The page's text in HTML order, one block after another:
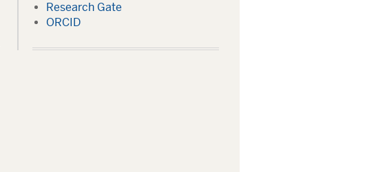
Research Gate
ORCID